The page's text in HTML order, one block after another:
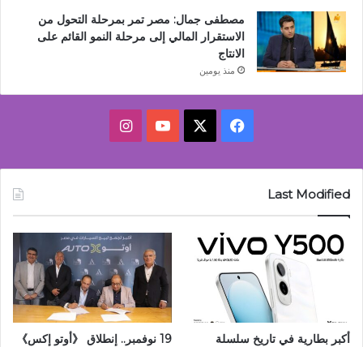
مصطفى جمال: مصر تمر بمرحلة التحول من
الاستقرار المالي إلى مرحلة النمو القائم على
الانتاج
منذ يومين
فيسبوك ‫YouTubeانستقرام
Last Modified
أكبر بطارية في تاريخ سلسلة
19 نوفمبر.. إنطلاق 《أوتو إكس》